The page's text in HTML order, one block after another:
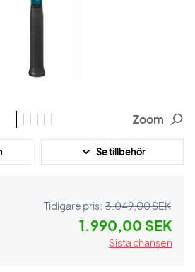
Zoom
Se tillbehör
Tidigare pris: 3.049,00 SEK
1.990,00 SEK
Sista chansen